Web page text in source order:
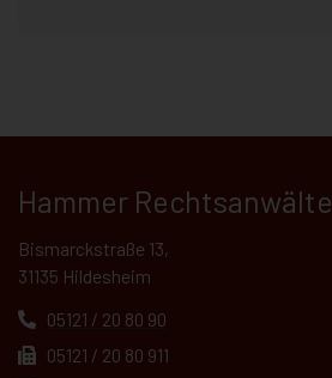
Hammer Rechtsanwälte
Bismarckstraße 13,
31135 Hildesheim
05121 / 20 80 90
05121 / 20 80 911